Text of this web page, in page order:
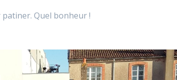
patiner. Quel bonheur !